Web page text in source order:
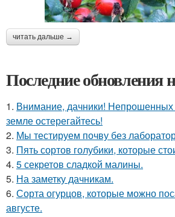
читать дальше →
Последние обновления
1. Внимание, дачники! Непрошенных
земле остерегайтесь!
2. Мы тестируем почву без
3. Пять сортов голубики, которые
4. 5 секретов сладкой малины.
5. На заметку дачникам.
6. Сорта огурцов, которые можно
августе.